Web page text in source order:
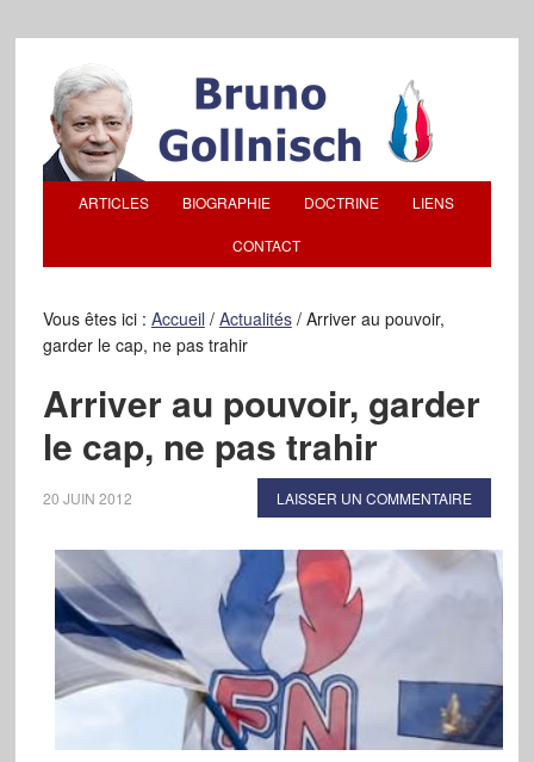
ARTICLES BIOGRAPHIE DOCTRINE LIENS
CONTACT
Vous êtes ici : Accueil / Actualités /Arriver au pouvoir,
garder le cap, ne pas trahir
Arriver au pouvoir, garder
le cap, ne pas trahir
20 JUIN 2012 LAISSER UN COMMENTAIRE